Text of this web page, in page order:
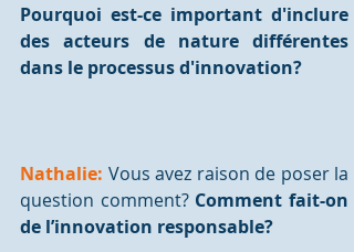
Pourquoi est-ce important d'inclure
des acteurs de nature différentes
dans le processus d'innovation?
Nathalie: Vous avez raison de poser la
question comment? Comment fait-on
de l’innovation responsable?